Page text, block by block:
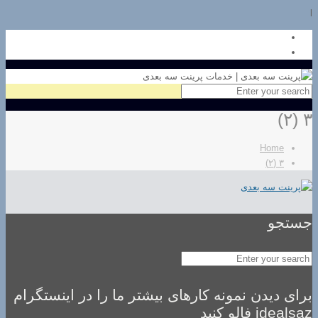
۳ (۲)
Home
۳ (۲)
جستجو
برای دیدن نمونه کارهای بیشتر ما را در اینستگرام
idealsaz فالو کنید